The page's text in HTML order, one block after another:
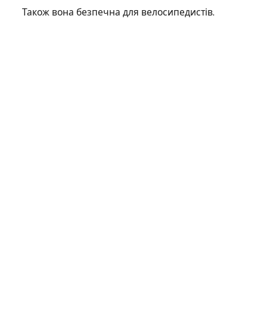
Також вона безпечна для велосипедистів.